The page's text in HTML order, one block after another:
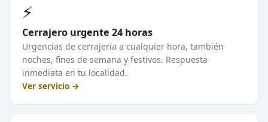
⚡
Cerrajero urgente 24 horas
Urgencias de cerrajería a cualquier hora, también
noches, fines de semana y festivos. Respuesta
inmediata en tu localidad.
Ver servicio →